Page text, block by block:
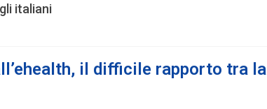
italiani
il difficile rapporto tra la